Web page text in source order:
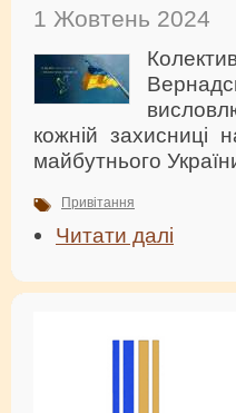
1 Жовтень 2024
кожній захисниці
майбутнього
Привітання
Читати далі